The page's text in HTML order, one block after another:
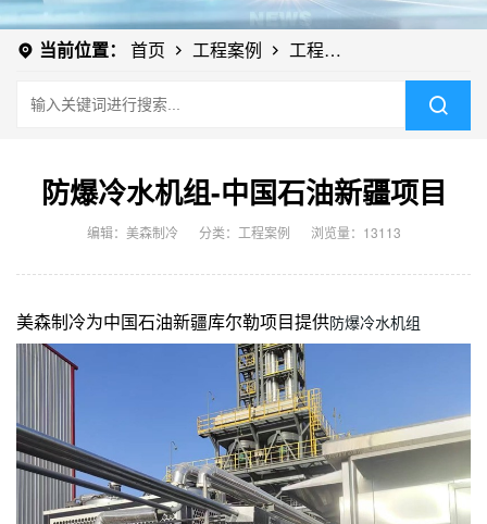
当前位置： 首页 工程案例
工程案
防爆冷水机组-中国石油新疆项目
编辑：美森制冷 分类： 工程案例 浏览量：13113
美森制冷为中国石油新疆库尔勒项目提供防爆冷水机组